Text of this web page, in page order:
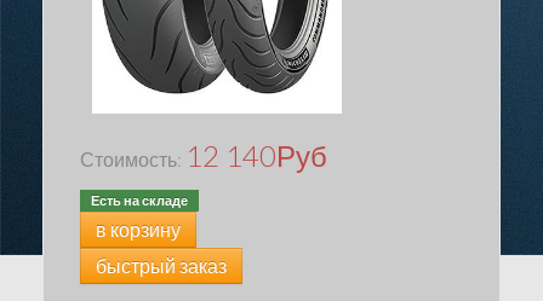
Стоимость: 12 140Руб
Есть на складе
в корзину
быстрый заказ